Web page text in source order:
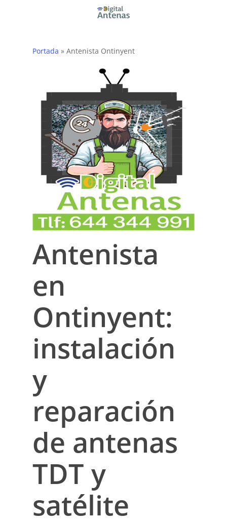
Portada » Antenista Ontinyent
Antenista
en
Ontinyent:
instalación
y
reparación
de antenas
TDT y
satélite